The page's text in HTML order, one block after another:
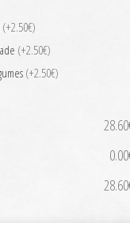
(+2.50€)
(+2.50€)
(+2.50€)